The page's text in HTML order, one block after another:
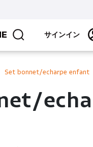
サインイン
Set bonnet/echarpe enfant